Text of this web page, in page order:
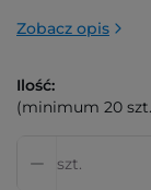
Zobacz opis
Ilość:
(minimum 20
szt.